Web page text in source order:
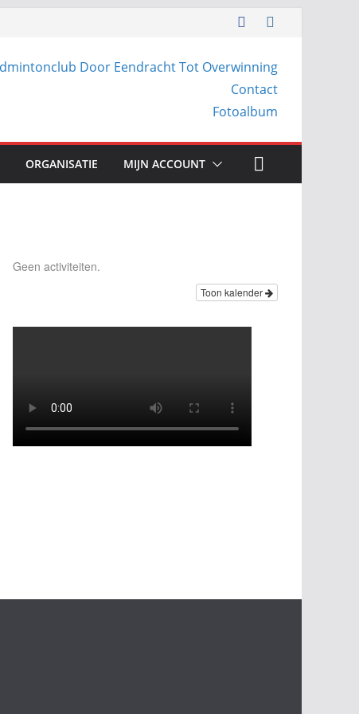
Door Eendracht Tot Overwinning
Contact
Fotoalbum
ORGANISATIE MIJN ACCOUNT
Geen activiteiten.
Toon kalender